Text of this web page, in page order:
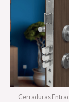
Cerraduras